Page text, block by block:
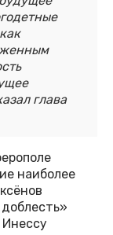
глава
наиболее
Инессу